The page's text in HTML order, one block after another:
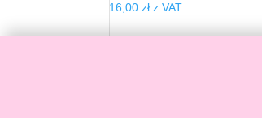
16,00zł z VAT